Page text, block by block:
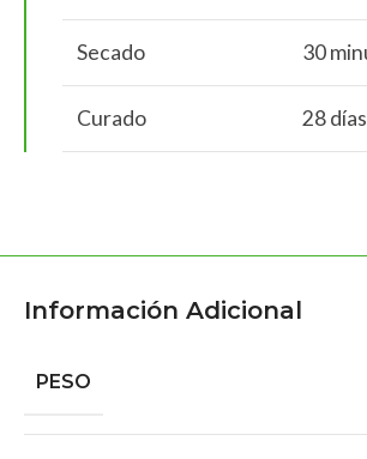
Secado 30
Curado 28 días
Información Adicional
PESO